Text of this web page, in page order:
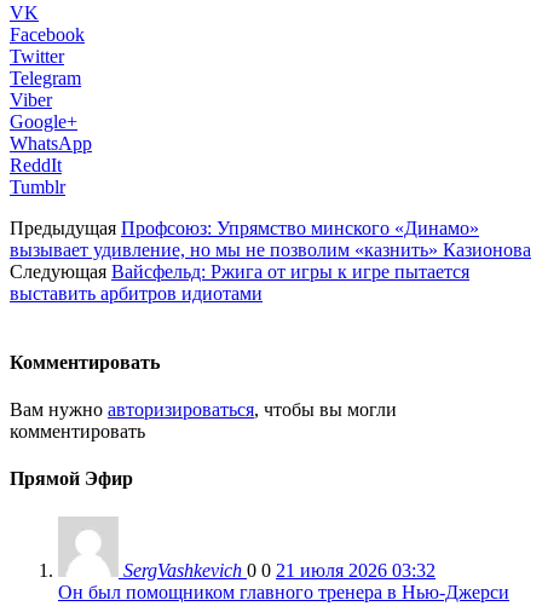
VK
Facebook
Twitter
Telegram
Viber
Google+
WhatsApp
ReddIt
Tumblr
Предыдущая Профсоюз: Упрямство минского «Динамо»
вызывает удивление, но мы не позволим «казнить» Казионова
Следующая Вайсфельд: Ржига от игры к игре пытается
выставить арбитров идиотами
Комментировать
Вам нужно авторизироваться, чтобы вы могли
комментировать
Прямой Эфир
SergVashkevich 0 0 21 июля 2026 03:32
Он был помощником главного тренера в Нью-Джерси